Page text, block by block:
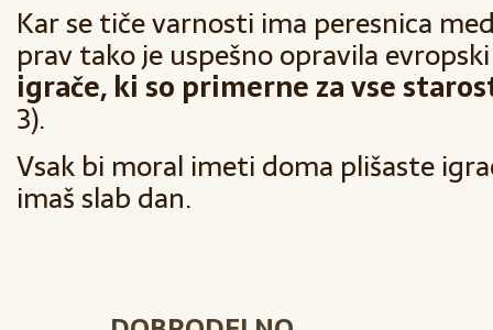
Kar se tiče varnosti ima peresnica
prav tako je uspešno opravila
igrače, ki so primerne za vse
3).
Vsak bi moral imeti doma plišaste
imaš slab dan.